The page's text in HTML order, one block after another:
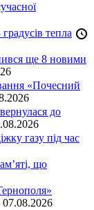
тепла
ще 8 новими
«Почесний
до
газу під час
що
07.08.2026